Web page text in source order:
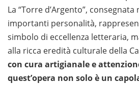
La “Torre d’Argento”, consegnata
importanti personalità,
simbolo di eccellenza letteraria,
alla ricca eredità culturale della
con cura artigianale e
quest’opera non solo è un